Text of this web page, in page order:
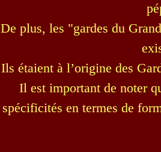
De plus, les "gardes du
Ils étaient à l’origine des
Il est important de noter
spécificités en termes de